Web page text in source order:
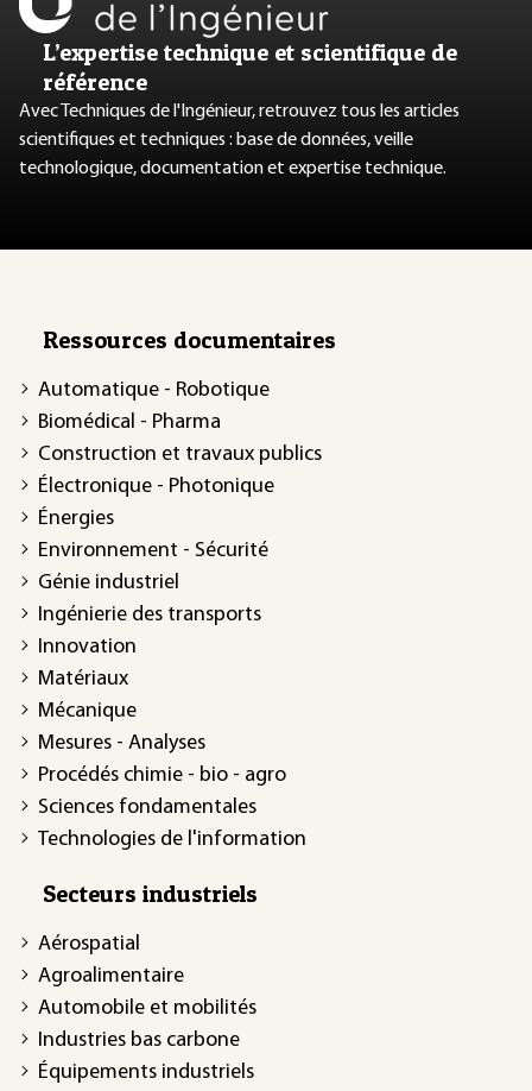
L’expertise technique et scientifique de
référence
Avec Techniques de l'Ingénieur, retrouvez tous les articles
scientifiques et techniques : base de données, veille
technologique, documentation et expertise technique.
Ressources documentaires
Automatique - Robotique
Biomédical - Pharma
Construction et travaux publics
Électronique - Photonique
Énergies
Environnement - Sécurité
Génie industriel
Ingénierie des transports
Innovation
Matériaux
Mécanique
Mesures - Analyses
Procédés chimie - bio - agro
Sciences fondamentales
Technologies de l'information
Secteurs industriels
Aérospatial
Agroalimentaire
Automobile et mobilités
Industries bas carbone
Équipements industriels